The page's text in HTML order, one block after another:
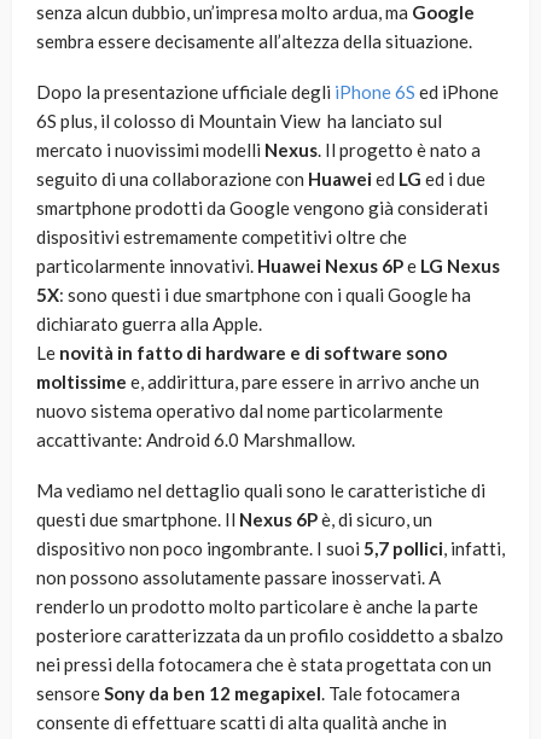
senza alcun dubbio, un’impresa molto ardua, ma Google
sembra essere decisamente all’altezza della situazione.
Dopo la presentazione ufficiale degli iPhone 6S ed iPhone
6S plus, il colosso di Mountain View ha lanciato sul
mercato i nuovissimi modelli Nexus. Il progetto è nato a
seguito di una collaborazione con Huaweied LG ed i due
smartphone prodotti da Google vengono già considerati
dispositivi estremamente competitivi oltre che
particolarmente innovativi. Huawei Nexus 6Pe LG Nexus
5X: sono questi i due smartphone con i quali Google ha
dichiarato guerra alla Apple.
Le novità in fatto di hardware e di software sono
moltissime e, addirittura, pare essere in arrivo anche un
nuovo sistema operativo dal nome particolarmente
accattivante: Android 6.0 Marshmallow.
Ma vediamo nel dettaglio quali sono le caratteristiche di
questi due smartphone. Il Nexus 6Pè, di sicuro, un
dispositivo non poco ingombrante. I suoi 5,7 pollici, infatti,
non possono assolutamente passare inosservati. A
renderlo un prodotto molto particolare è anche la parte
posteriore caratterizzata da un profilo cosiddetto a sbalzo
nei pressi della fotocamera che è stata progettata con un
sensoreSony da ben 12 megapixel. Tale fotocamera
consente di effettuare scatti di alta qualità anche in